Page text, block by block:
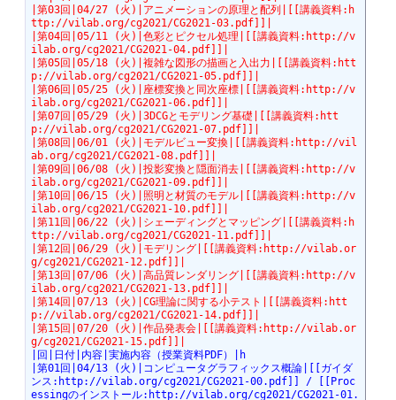
|第03回|04/27 (火)|アニメーションの原理と配列|[[講義資料:h
ttp://vilab.org/cg2021/CG2021-03.pdf]]|
|第04回|05/11 (火)|色彩とピクセル処理|[[講義資料:http://v
ilab.org/cg2021/CG2021-04.pdf]]|
|第05回|05/18 (火)|複雑な図形の描画と入出力|[[講義資料:htt
p://vilab.org/cg2021/CG2021-05.pdf]]|
|第06回|05/25 (火)|座標変換と同次座標|[[講義資料:http://v
ilab.org/cg2021/CG2021-06.pdf]]|
|第07回|05/29 (火)|3DCGとモデリング基礎|[[講義資料:htt
p://vilab.org/cg2021/CG2021-07.pdf]]|
|第08回|06/01 (火)|モデルビュー変換|[[講義資料:http://vil
ab.org/cg2021/CG2021-08.pdf]]|
|第09回|06/08 (火)|投影変換と隠面消去|[[講義資料:http://v
ilab.org/cg2021/CG2021-09.pdf]]|
|第10回|06/15 (火)|照明と材質のモデル|[[講義資料:http://v
ilab.org/cg2021/CG2021-10.pdf]]|
|第11回|06/22 (火)|シェーディングとマッピング|[[講義資料:h
ttp://vilab.org/cg2021/CG2021-11.pdf]]|
|第12回|06/29 (火)|モデリング|[[講義資料:http://vilab.or
g/cg2021/CG2021-12.pdf]]|
|第13回|07/06 (火)|高品質レンダリング|[[講義資料:http://v
ilab.org/cg2021/CG2021-13.pdf]]|
|第14回|07/13 (火)|CG理論に関する小テスト|[[講義資料:htt
p://vilab.org/cg2021/CG2021-14.pdf]]|
|第15回|07/20 (火)|作品発表会|[[講義資料:http://vilab.or
g/cg2021/CG2021-15.pdf]]|
|回|日付|内容|実施内容（授業資料PDF）|h
|第01回|04/13 (火)|コンピュータグラフィックス概論|[[ガイダ
ンス:http://vilab.org/cg2021/CG2021-00.pdf]] / [[Proc
essingのインストール:http://vilab.org/cg2021/CG2021-01.